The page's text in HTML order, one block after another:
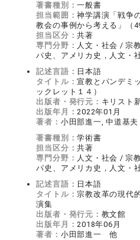
著書種別：一般書
担当範囲：神学講演「戦
教会の事例から考える」（
担当区分：共著
専門分野： 人文・社会 / 宗
パ史、アメリカ史，人文・
記述言語： 日本語
タイトル：宣教とパンデミ
ックレット１４）
出版者・発行元： キリスト
出版年月：2022年01月
著者： 小田部進一, 中道基夫
著書種別：学術書
担当区分：共著
専門分野： 人文・社会 / 宗
パ史、アメリカ史，人文・
記述言語： 日本語
タイトル：宗教改革の現代
演集
出版者・発行元： 教文館
出版年月：2018年06月
著者： 小田部進一 他